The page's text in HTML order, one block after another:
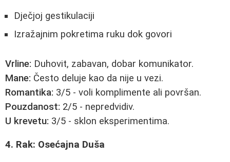
Dječjoj gestikulaciji
Izražajnim pokretima ruku dok govori
Vrline: Duhovit, zabavan, dobar komunikator.
Mane: Često deluje kao da nije u vezi.
Romantika: 3/5 - voli komplimente ali površan.
Pouzdanost: 2/5 - nepredvidiv.
U krevetu: 3/5 - sklon eksperimentima.
4. Rak: Osećajna Duša